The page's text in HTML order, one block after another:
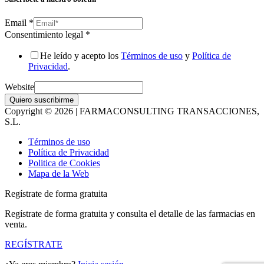
Email *
Consentimiento legal *
He leído y acepto los Términos de uso y Política de
Privacidad.
Website
Quiero suscribirme
Copyright © 2026 | FARMACONSULTING TRANSACCIONES,
S.L.
Términos de uso
Política de Privacidad
Politica de Cookies
Mapa de la Web
Regístrate de forma gratuita
Regístrate de forma gratuita y consulta el detalle de las farmacias en
venta.
REGÍSTRATE